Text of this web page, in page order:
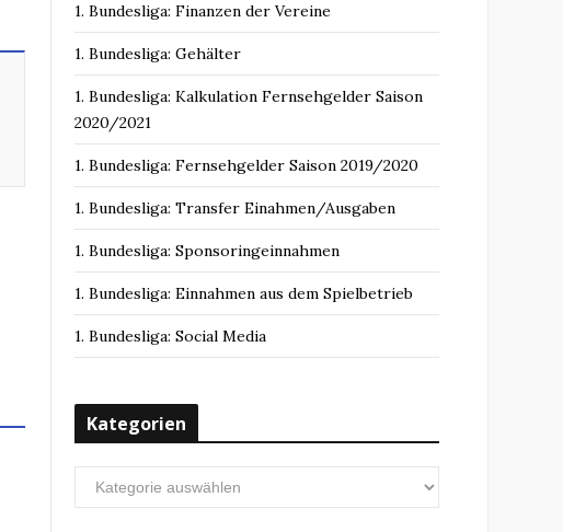
1. Bundesliga: Finanzen der Vereine
1. Bundesliga: Gehälter
1. Bundesliga: Kalkulation Fernsehgelder Saison
2020/2021
1. Bundesliga: Fernsehgelder Saison 2019/2020
1. Bundesliga: Transfer Einahmen/Ausgaben
1. Bundesliga: Sponsoringeinnahmen
1. Bundesliga: Einnahmen aus dem Spielbetrieb
1. Bundesliga: Social Media
Kategorien
Kategorien